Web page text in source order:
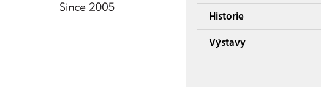
Historie
Výstavy